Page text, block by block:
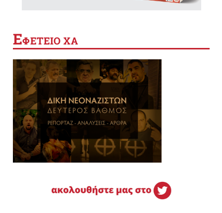
ΕΦΕΤΕΙΟ ΧΑ